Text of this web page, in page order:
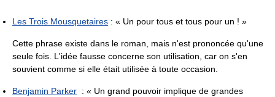
Les Trois Mousquetaires : « Un pour tous et tous pour un ! »
Cette phrase existe dans le roman, mais n'est prononcée qu'une
seule fois. L'idée fausse concerne son utilisation, car on s'en
souvient comme si elle était utilisée à toute occasion.
Benjamin Parker : « Un grand pouvoir implique de grandes